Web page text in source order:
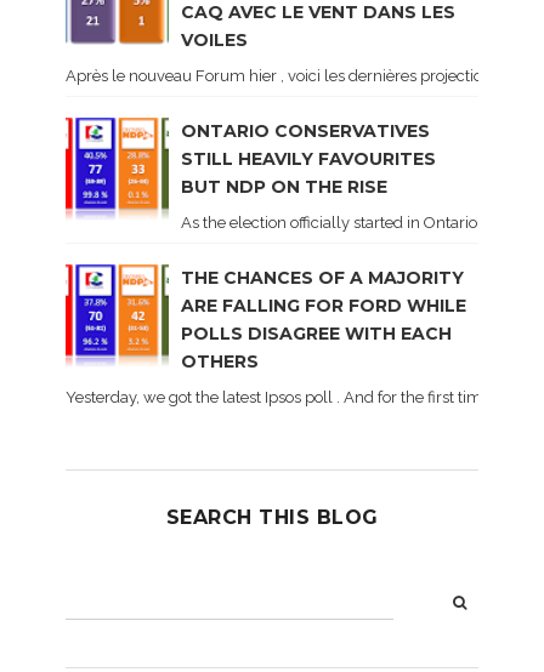
CAQ AVEC LE VENT DANS LES
VOILES
Après le nouveau Forum hier , voici les dernières projections
ONTARIO CONSERVATIVES
STILL HEAVILY FAVOURITES
BUT NDP ON THE RISE
As the election officially started in Ontario, some
THE CHANCES OF A MAJORITY
ARE FALLING FOR FORD WHILE
POLLS DISAGREE WITH EACH
OTHERS
Yesterday, we got the latest Ipsos poll . And for the first time
SEARCH THIS BLOG